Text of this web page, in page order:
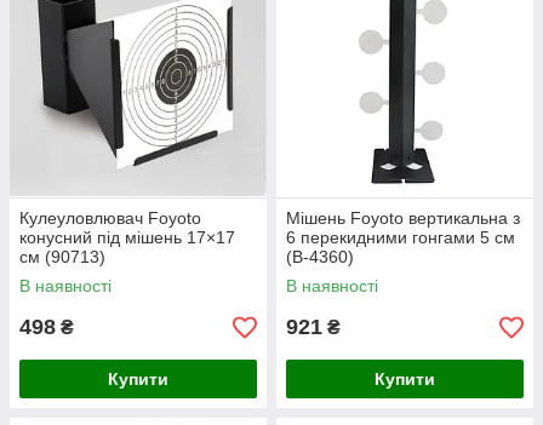
Кулеуловлювач Foyoto
конусний під мішень 17×17
см (90713)
В наявності
498 ₴
Купити
Мішень Foyoto вертикальна з
6 перекидними гонгами 5 см
(B-4360)
В наявності
921 ₴
Купити